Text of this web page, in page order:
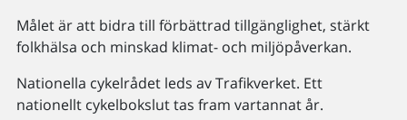
Målet är att bidra till förbättrad tillgänglighet, stärkt
folkhälsa och minskad klimat- och miljöpåverkan.
Nationella cykelrådet leds av Trafikverket. Ett
nationellt cykelbokslut tas fram vartannat år.